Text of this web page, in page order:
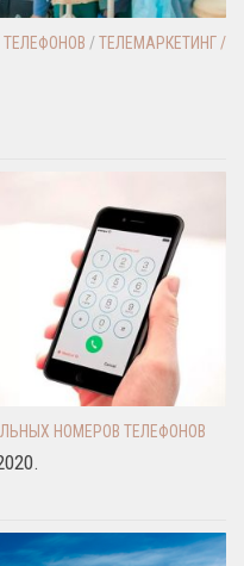
/ТЕЛЕМАРКЕТИНГ /
НОМЕРОВ ТЕЛЕФОНОВ